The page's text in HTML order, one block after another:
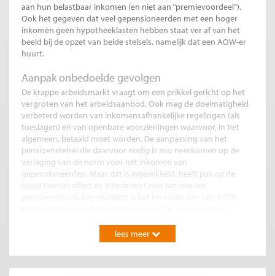
aan hun belastbaar inkomen (en niet aan ‘’premievoordeel’’).
Ook het gegeven dat veel gepensioneerden met een hoger
inkomen geen hypotheeklasten hebben staat ver af van het
beeld bij de opzet van beide stelsels, namelijk dat een AOW-er
huurt.
Aanpak onbedoelde gevolgen
De krappe arbeidsmarkt vraagt om een prikkel gericht op het
vergroten van het arbeidsaanbod. Ook mag de doelmatigheid
verbeterd worden van inkomensafhankelijke regelingen (als
toeslagen) en van openbare voorzieningen waarvoor, in het
algemeen, betaald moet worden. De aanpassing van het
pensioenstelsel die daarvoor nodig is zou neerkomen op de
verlaging van de norm voor het inkomen van
gepensioneerden. Maar dat is ingewikkeld, heeft pas op de
lange termijn effect en interfereert met het nieuwe
Het direct invoeren van de volledige premie zal een groot
nadelig effect hebben voor gepensioneerden, dus stapsgewijs
invoeren ligt voor de hand. Een bijkomend voordeel van een
overgangsperiode is dat het kabinet die periode een krachtig
lees meer